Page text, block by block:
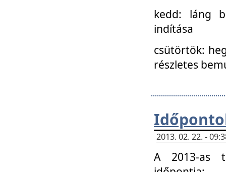
kedd: láng
indítása
csütörtök:
részletes
2013. 02. 22. -
A 2013-as